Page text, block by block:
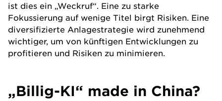
ist dies ein „Weckruf“. Eine zu starke
Fokussierung auf wenige Titel birgt Risiken. Eine
diversifizierte Anlagestrategie wird zunehmend
wichtiger, um von künftigen Entwicklungen zu
profitieren und Risiken zu minimieren.
„Billig-KI“ made in China?